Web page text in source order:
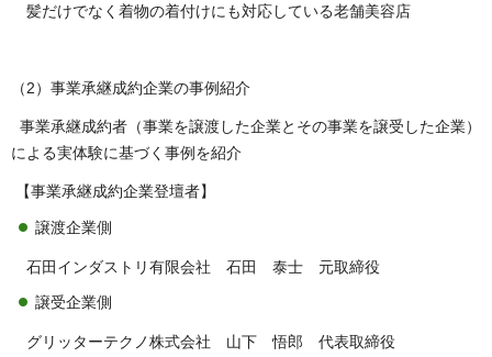
髪だけでなく着物の着付けにも対応している老舗美容店
（2）事業承継成約企業の事例紹介
事業承継成約者（事業を譲渡した企業とその事業を譲受した企業）
による実体験に基づく事例を紹介
【事業承継成約企業登壇者】
譲渡企業側
石田インダストリ有限会社 石田 泰士 元取締役
譲受企業側
グリッターテクノ株式会社 山下 悟郎 代表取締役